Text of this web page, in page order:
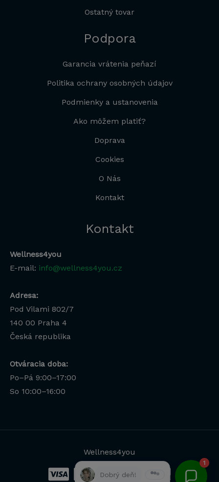
Ostatný tovar
Podpora
Garancia vrátenia peňazí
Politika ochrany osobných údajov
Podmienky a ustanovenia
Ako môžem platiť?
Doprava
Cookies
O Nás
Kontakt
Kontakt
Wellness4you
E-mail: info@wellness4you.cz
Adresa:
Pod Vilami 802/7
140 00 Praha 4
Česká republika
Otváracia doba:
Po–Pá 9:00–17:00
So 10:00–16:00
Wellness4you
1
Dobrý deň!
Lucia